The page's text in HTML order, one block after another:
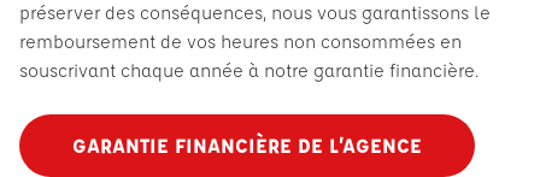
préserver des conséquences, nous vous garantissons le
remboursement de vos heures non consommées en
souscrivant chaque année à notre garantie financière.
GARANTIE FINANCIÈRE DE L’AGENCE